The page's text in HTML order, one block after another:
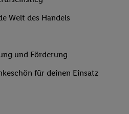
Welt des Handels
und Förderung
für deinen Einsatz